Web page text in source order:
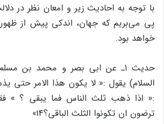
با توجه به احادیث زیر و امعان نظر در
پی می‌بریم که جهان، اندکی پیش از
خواهد بود.
حدیث ۱ـ عن ابی بصر و محمد بن
السلام) یقول :« لا یکون هذا الامر حتی
:« اذا ذهب ثلث الناس فما یبقی ؟ »
ترضون ان تکونوا الثلث الباقی؟۱۴»